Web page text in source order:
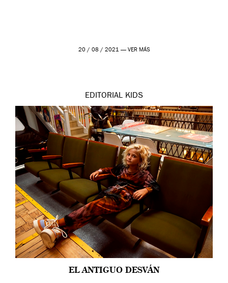
20 / 08 / 2021 — VER MÁS
EDITORIAL KIDS
EL ANTIGUO DESVÁN